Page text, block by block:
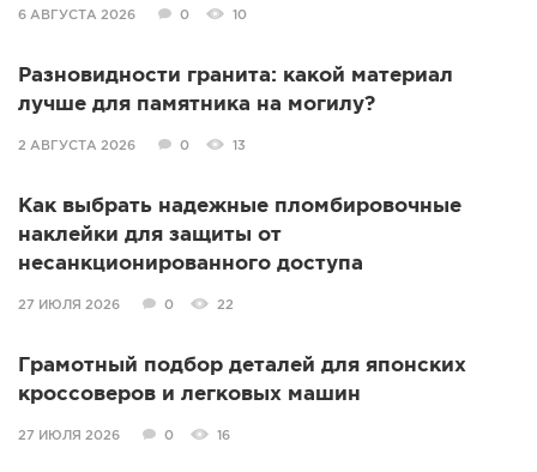
6 АВГУСТА 2026 0 10
Разновидности гранита: какой материал
лучше для памятника на могилу?
2 АВГУСТА 2026 0 13
Как выбрать надежные пломбировочные
наклейки для защиты от
несанкционированного доступа
27 ИЮЛЯ 2026 0 22
Грамотный подбор деталей для японских
кроссоверов и легковых машин
27 ИЮЛЯ 2026 0 16